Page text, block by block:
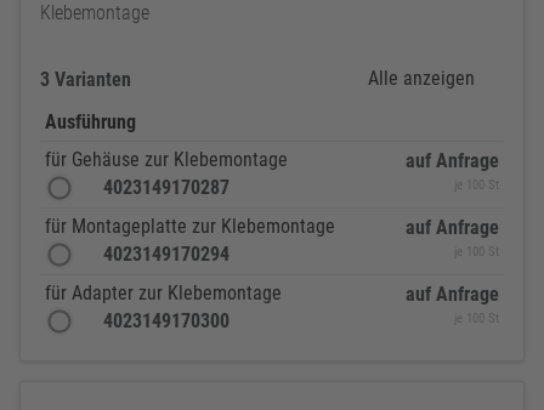
Klebemontage
3 Varianten
Alle anzeigen
Ausführung
für Gehäuse zur Klebemontage
4023149170287
auf Anfrage
je 100 St
für Montageplatte zur Klebemontage
4023149170294
auf Anfrage
je 100 St
für Adapter zur Klebemontage
4023149170300
auf Anfrage
je 100 St